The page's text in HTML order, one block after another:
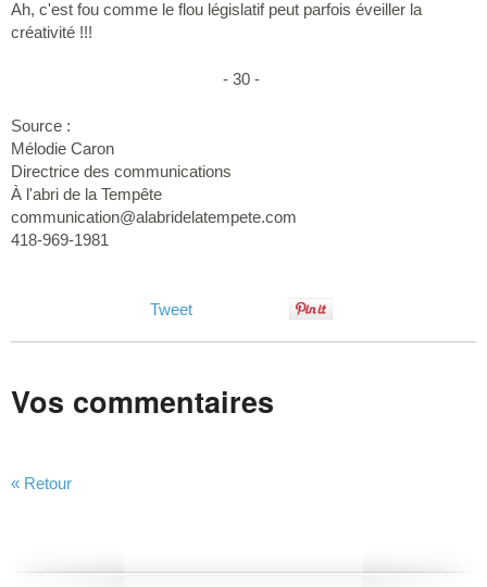
Ah, c'est fou comme le flou législatif peut parfois éveiller la
créativité !!!
- 30 -
Source :
Mélodie Caron
Directrice des communications
À l'abri de la Tempête
communication@alabridelatempete.com
418-969-1981
Tweet
Vos commentaires
« Retour